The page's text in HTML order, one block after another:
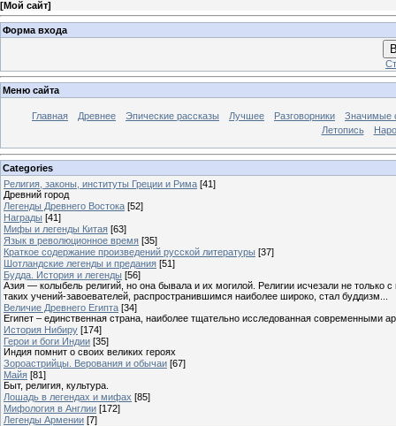
[Мой сайт]
Форма входа
Меню сайта
Главная Древнее Эпические рассказы Лучшее Разговорники
Значимые
Летопись
Categories
Религия, законы, институты Греции и Рима [41]
Древний город
Легенды Древнего Востока [52]
Награды [41]
Мифы и легенды Китая [63]
Язык в революционное время [35]
Краткое содержание произведений русской литературы [37]
Шотландские легенды и предания [51]
Будда. История и легенды [56]
Азия — колыбель религий, но она бывала и их могилой. Религии исчезали не
таких учений-завоевателей, распространившимся наиболее широко, стал буддизм...
Величие Древнего Египта [34]
Египет – единственная страна, наиболее тщательно исследованная современными
История Нибиру [174]
Герои и боги Индии [35]
Индия помнит о своих великих героях
Зороастрийцы. Верования и обычаи [67]
Майя [81]
Быт, религия, культура.
Лошадь в легендах и мифах [85]
Мифология в Англии [172]
Легенды Армении [7]